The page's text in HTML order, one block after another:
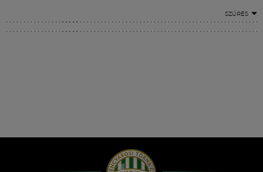
SZŰRÉS
Hírek